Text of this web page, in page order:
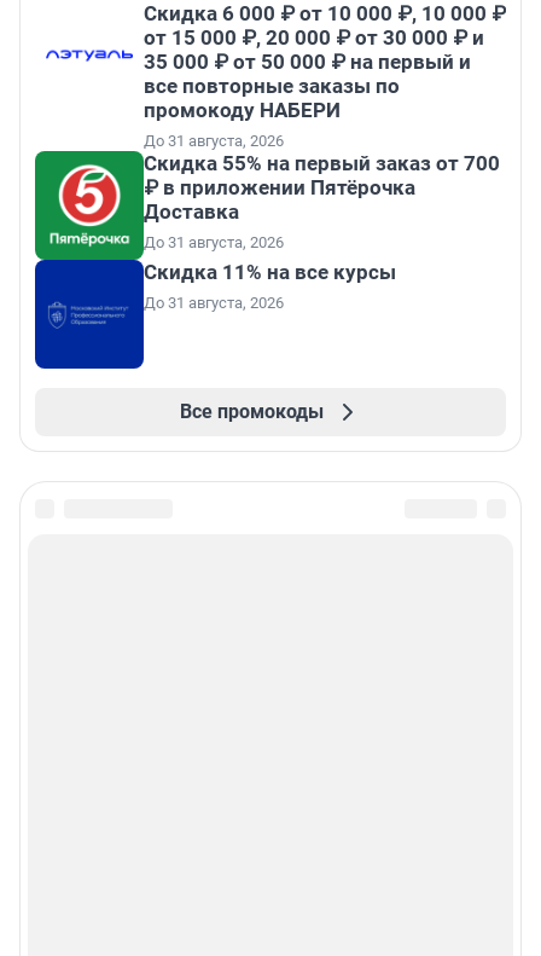
Скидка 6 000 ₽ от 10 000 ₽, 10 000 ₽
от 15 000 ₽, 20 000 ₽ от 30 000 ₽ и
35 000 ₽ от 50 000 ₽ на первый и
все повторные заказы по
промокоду НАБЕРИ
До 31 августа, 2026
Скидка 55% на первый заказ от 700
₽ в приложении Пятёрочка
Доставка
До 31 августа, 2026
Скидка 11% на все курсы
До 31 августа, 2026
Все промокоды